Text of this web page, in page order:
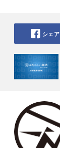
シェア